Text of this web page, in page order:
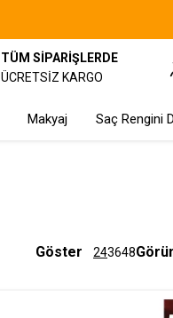
TÜM SİPARİŞLERDE
ÜCRETSİZ KARGO
Makyaj Saç Rengini
Göster 243648